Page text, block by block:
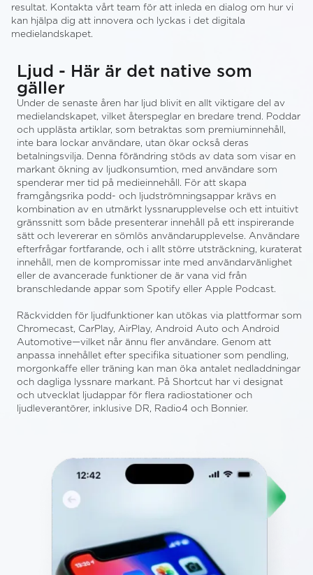
Ljud - Här är det native som
gäller
Under de senaste åren har ljud blivit en allt viktigare del av
medielandskapet, vilket återspeglar en bredare trend. Poddar
och upplästa artiklar, som betraktas som premiuminnehåll,
inte bara lockar användare, utan ökar också deras
betalningsvilja. Denna förändring stöds av data som visar en
markant ökning av ljudkonsumtion, med användare som
spenderar mer tid på medieinnehåll. För att skapa
framgångsrika podd- och ljudströmningsappar krävs en
kombination av en utmärkt lyssnarupplevelse och ett intuitivt
gränssnitt som både presenterar innehåll på ett inspirerande
sätt och levererar en sömlös användarupplevelse. Användare
efterfrågar fortfarande, och i allt större utsträckning, kuraterat
innehåll, men de kompromissar inte med användarvänlighet
eller de avancerade funktioner de är vana vid från
branschledande appar som Spotify eller Apple Podcast.
Räckvidden för ljudfunktioner kan utökas via plattformar som
Chromecast, CarPlay, AirPlay, Android Auto och Android
Automotive—vilket når ännu fler användare. Genom att
anpassa innehållet efter specifika situationer som pendling,
morgonkaffe eller träning kan man öka antalet nedladdningar
och dagliga lyssnare markant. På Shortcut har vi designat
och utvecklat ljudappar för flera radiostationer och
ljudleverantörer, inklusive DR, Radio4 och Bonnier.
resultat. Kontakta vårt team för att inleda en dialog om hur vi
kan hjälpa dig att innovera och lyckas i det digitala
medielandskapet.